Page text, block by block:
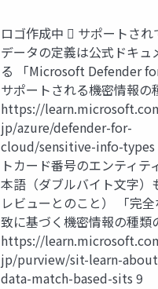
ロゴ作成中  サポートされ
データの定義は公式ドキュ
る 「Microsoft Defender
サポートされる機密情報の
https://
jp/azure/defender-for-
cloud/sensitive-info-types
トカード番号のエンティテ
本語（ダブルバイト文字）
レビューとのこと） 「完
致に基づく機密情報の種類
https://
jp/purview/sit-learn-
data-match-based-sits 9